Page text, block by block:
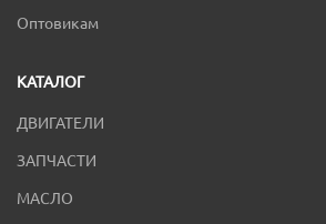
Оптовикам
КАТАЛОГ
ДВИГАТЕЛИ
ЗАПЧАСТИ
МАСЛО